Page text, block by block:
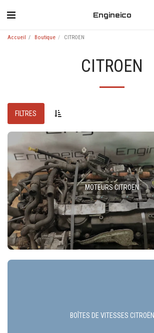
Engineico
Accueil Boutique CITROEN
CITROEN
FILTRES
MOTEURS CITROËN
BOÎTES DE VITESSES CITROËN